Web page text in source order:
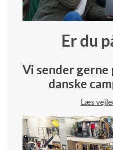
Er du
Vi sender
danske
Læs